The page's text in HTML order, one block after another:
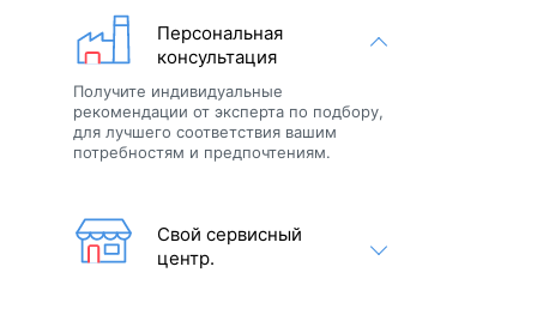
Персональная
консультация
Получите индивидуальные
рекомендации от эксперта по подбору,
для лучшего соответствия вашим
потребностям и предпочтениям.
Свой сервисный
центр.